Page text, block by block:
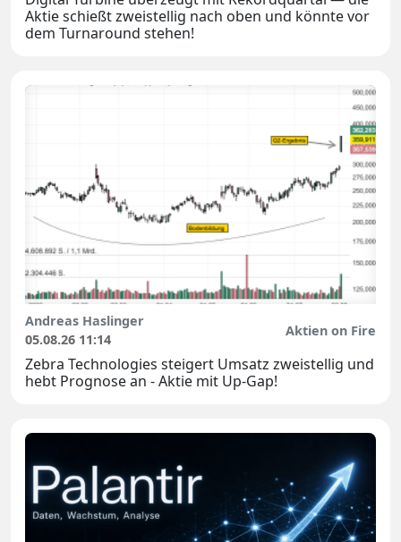
Aktie schießt zweistellig nach oben und könnte vor
dem Turnaround stehen!
Andreas Haslinger
05.08.26 11:14
Aktien on Fire
Zebra Technologies steigert Umsatz zweistellig und
hebt Prognose an - Aktie mit Up-Gap!